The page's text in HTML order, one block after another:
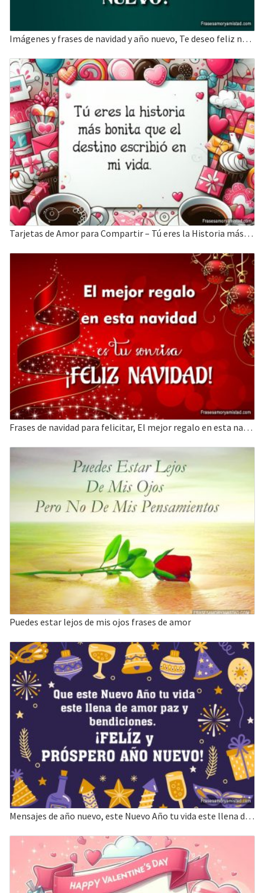
Imágenes y frases de navidad y año nuevo, Te deseo feliz navidad y año nuevo.
Tarjetas de Amor para Compartir – Tú eres la Historia más bonita
Frases de navidad para felicitar, El mejor regalo en esta navidad es tu sonrisa.
Puedes estar lejos de mis ojos frases de amor
Mensajes de año nuevo, este Nuevo Año tu vida este llena de amor paz y bendiciones.